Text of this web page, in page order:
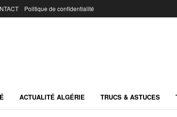
Politique de confidentialité
ACTUALITÉ ALGÉRIE TRUCS & ASTUCES